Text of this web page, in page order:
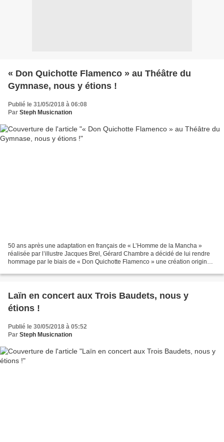
« Don Quichotte Flamenco » au Théâtre du
Gymnase, nous y étions !
Publié le 31/05/2018 à 06:08
Par Steph Musicnation
50 ans après une adaptation en français de « L’Homme de la Mancha »
réalisée par l’illustre Jacques Brel, Gérard Chambre a décidé de lui rendre
hommage par le biais de « Don Quichotte Flamenco » une création originale
Laïn en concert aux Trois Baudets, nous y
étions !
Publié le 30/05/2018 à 05:52
Par Steph Musicnation